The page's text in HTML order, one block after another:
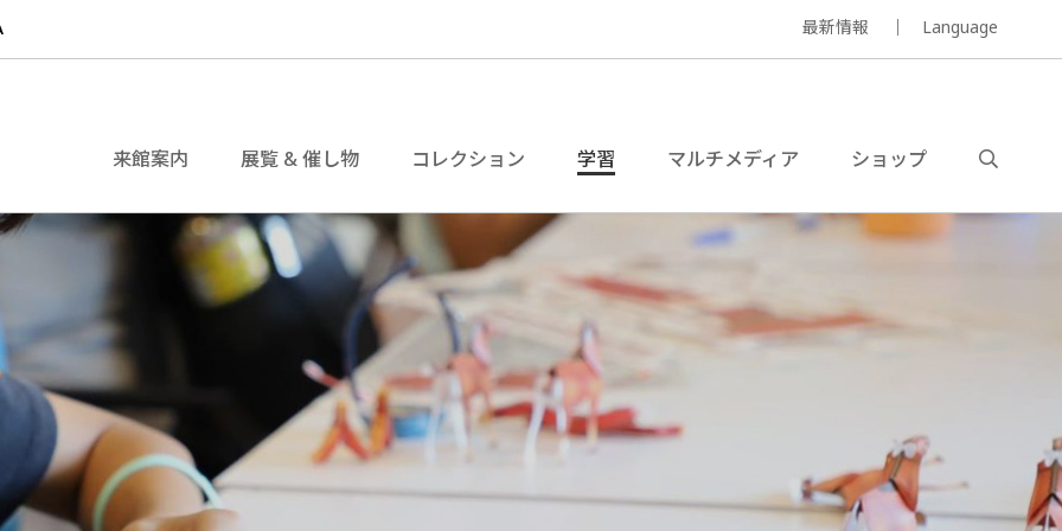
最新情報 Language
来館案内 展覧 & 催し物 コレクション 学習 マルチメディア ショップ